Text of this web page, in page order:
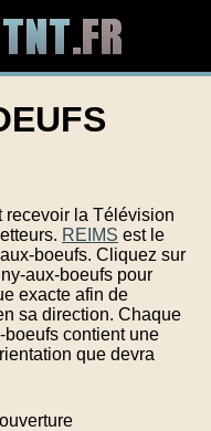
recevoir la Télévision
REIMS est le
boeufs. Cliquez sur
aux-boeufs pour
exacte afin de
sa direction. Chaque
boeufs contient une
que devra